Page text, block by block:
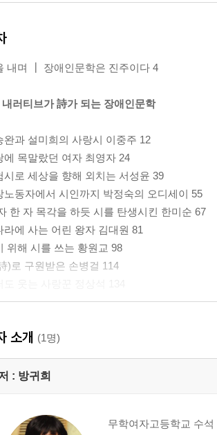
내며 ┃ 장애인문학은 진주이다 4
내러티브가 詩가 되는 장애인문학
완과 설미희의 사랑시 이중주 12
에 목말랐던 여자 최영자 24
시로 세상을 향해 외치는 서성윤 39
노동자에서 시인까지 박정숙의 오디세이 55
한 자 목각을 하듯 시를 탄생시킨 한미순 67
라에 사는 어린 왕자 김대원 81
위해 시를 쓰는 황원교 98
)로 구원받은 손병걸 114
인문학 은유 속 장애 해석하기-고인이 된 장애
장애문인 시 작품 속 페미니즘과 디스에이블
애예술’과 ‘장애인예술’ 용어 속 함의 탐색 267
소개 (1명)
: 방귀희
무학여자고등학교 수